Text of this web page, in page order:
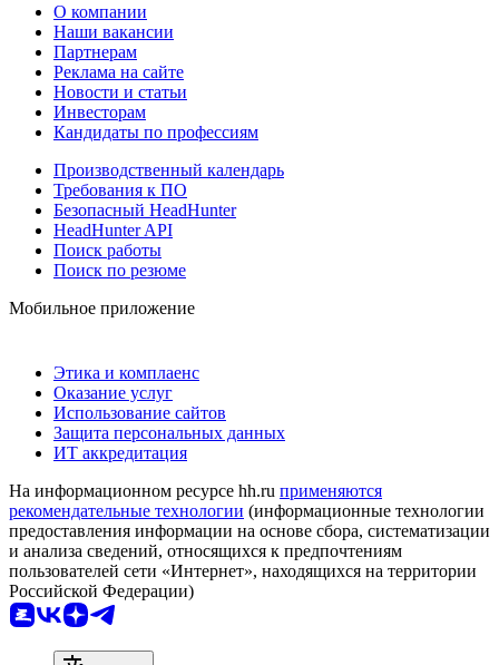
О компании
Наши вакансии
Партнерам
Реклама на сайте
Новости и статьи
Инвесторам
Кандидаты по профессиям
Производственный календарь
Требования к ПО
Безопасный HeadHunter
HeadHunter API
Поиск работы
Поиск по резюме
Мобильное приложение
Этика и комплаенс
Оказание услуг
Использование сайтов
Защита персональных данных
ИТ аккредитация
На информационном ресурсе hh.ru применяются
рекомендательные технологии (информационные технологии
предоставления информации на основе сбора, систематизации
и анализа сведений, относящихся к предпочтениям
пользователей сети «Интернет», находящихся на территории
Российской Федерации)